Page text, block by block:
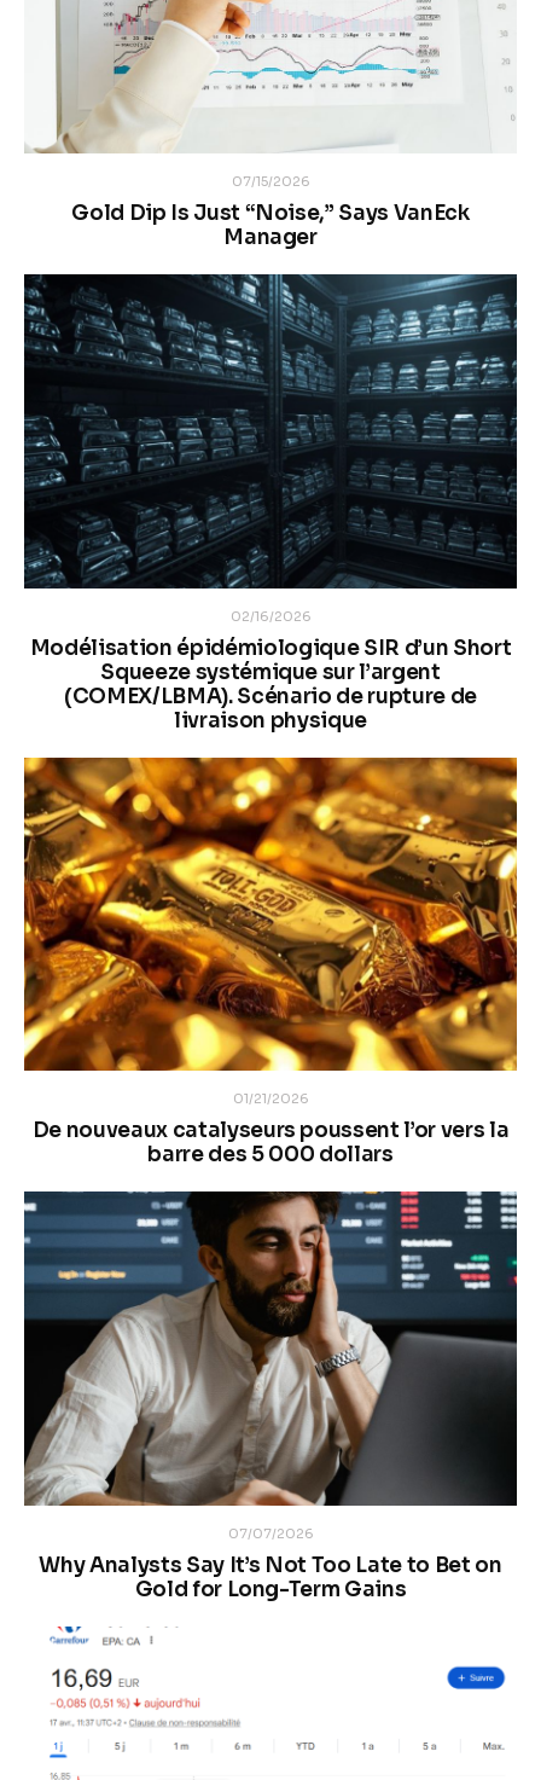
07/15/2026
Gold Dip Is Just “Noise,” Says VanEck
Manager
02/16/2026
Modélisation épidémiologique SIR d’un Short
Squeeze systémique sur l’argent
(COMEX/LBMA). Scénario de rupture de
livraison physique
01/21/2026
De nouveaux catalyseurs poussent l’or vers la
barre des 5 000 dollars
07/07/2026
Why Analysts Say It’s Not Too Late to Bet on
Gold for Long-Term Gains